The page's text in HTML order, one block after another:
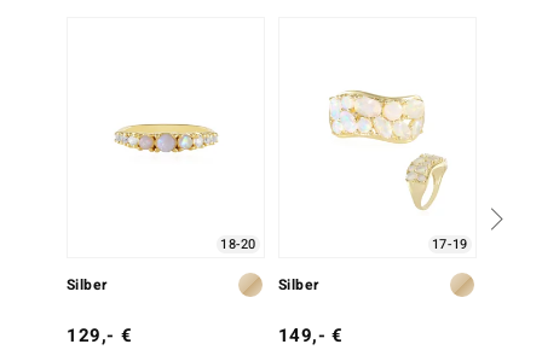
BY DE MELO
18-20
Silber
129,- €
17-19
Silber
149,- €